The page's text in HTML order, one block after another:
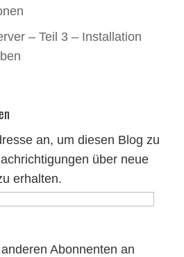
– Teil 3 – Installation
an, um diesen Blog zu
über neue
erhalten.
Abonnenten an